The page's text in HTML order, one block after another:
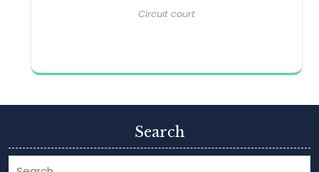
Circuit court
Search